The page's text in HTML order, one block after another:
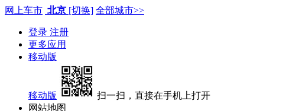
网上车市 北京 [切换] 全部城市>>
登录 注册
更多应用
移动版
移动版
扫一扫，直接在手机上打开
网站地图